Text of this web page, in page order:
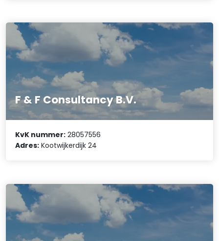
F & F Consultancy B.V.
KvK nummer: 28057556
Adres: Kootwijkerdijk 24